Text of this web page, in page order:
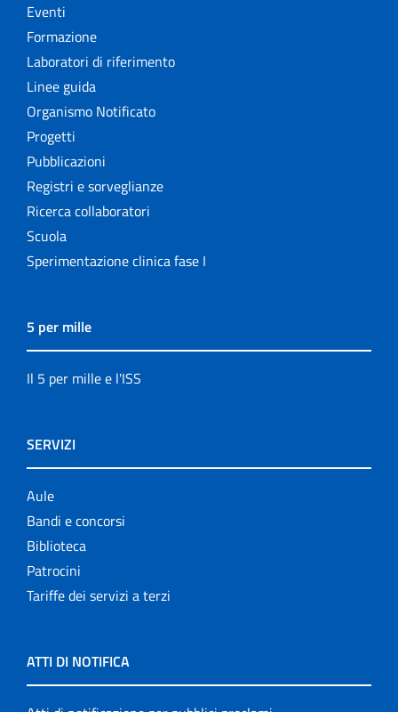
Eventi
Formazione
Laboratori di riferimento
Linee guida
Organismo Notificato
Progetti
Pubblicazioni
Registri e sorveglianze
Ricerca collaboratori
Scuola
Sperimentazione clinica fase I
5 per mille
Il 5 per mille e l'ISS
SERVIZI
Aule
Bandi e concorsi
Biblioteca
Patrocini
Tariffe dei servizi a terzi
ATTI DI NOTIFICA